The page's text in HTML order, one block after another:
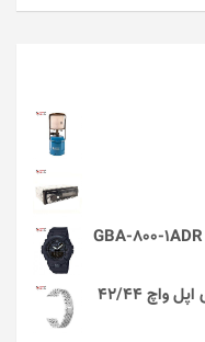
بند طرح Diamond کد i1012 مناسب برای اپل واچ 42/44